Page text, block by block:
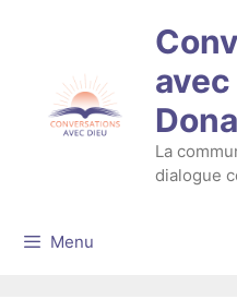
La
dialogue
Menu